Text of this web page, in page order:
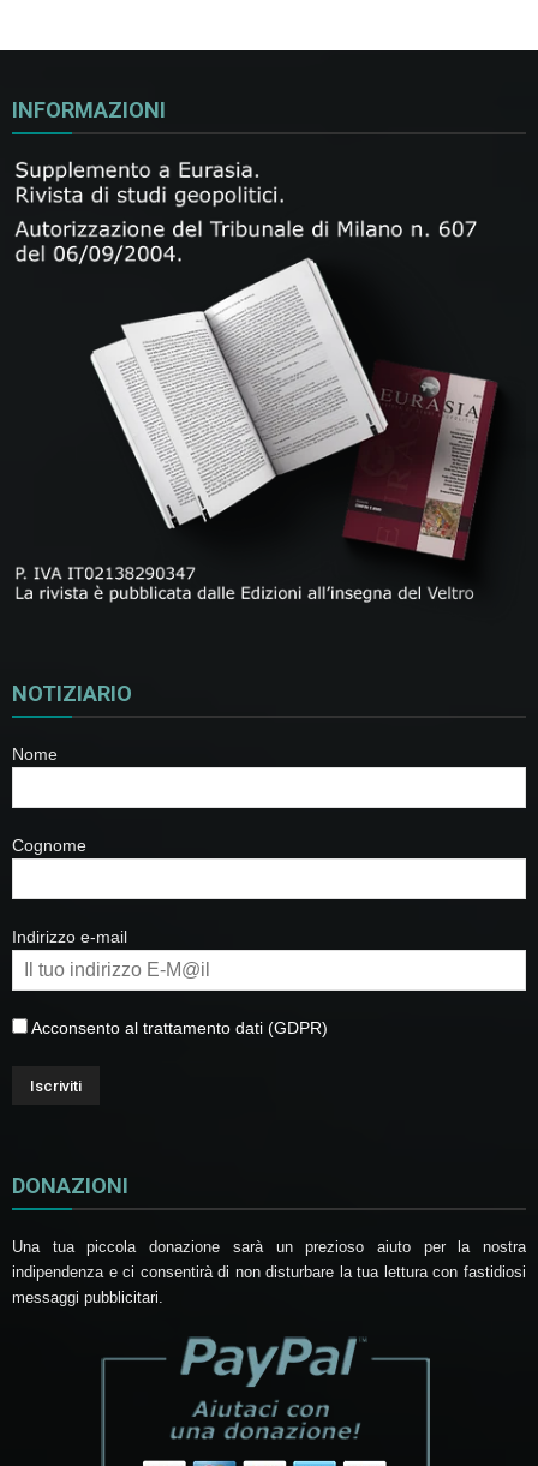
INFORMAZIONI
NOTIZIARIO
Nome
Cognome
Indirizzo e-mail
Acconsento al trattamento dati (GDPR)
DONAZIONI
Una tua piccola donazione sarà un prezioso aiuto per la nostra
indipendenza e ci consentirà di non disturbare la tua lettura con fastidiosi
messaggi pubblicitari.